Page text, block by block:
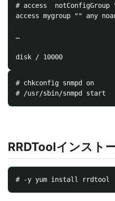
# access
access mygroup "" any
…
# chkconfig snmpd on
RRDToolインスト